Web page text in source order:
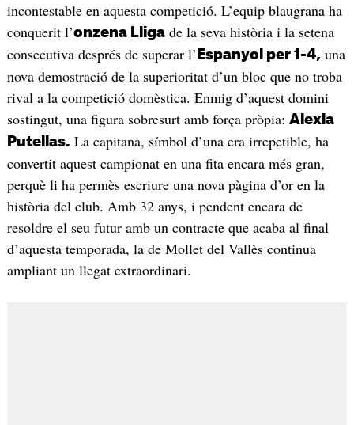
incontestable en aquesta competició. L’equip blaugrana ha
conquerit l’onzena Lligade la seva història i la setena
consecutiva després de superar l’ Espanyol per 1-4, una
nova demostració de la superioritat d’un bloc que no troba
rival a la competició domèstica. Enmig d’aquest domini
sostingut, una figura sobresurt amb força pròpia: Alexia
Putellas. La capitana, símbol d’una era irrepetible, ha
convertit aquest campionat en una fita encara més gran,
perquè li ha permès escriure una nova pàgina d’or en la
història del club. Amb 32 anys, i pendent encara de
resoldre el seu futur amb un contracte que acaba al final
d’aquesta temporada, la de Mollet del Vallès continua
ampliant un llegat extraordinari.